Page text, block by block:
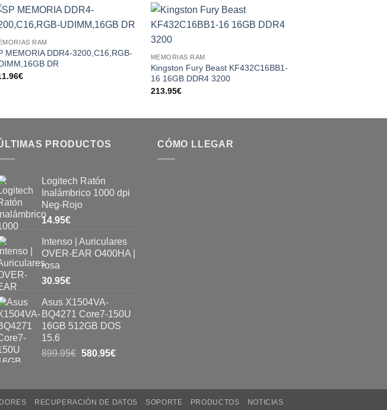
RAM
MEMORIA DDR4-3200,C16,RGB-
DR
€
MEMORIAS RAM
Kingston Fury Beast KF432C16BB1-
16 16GB DDR4 3200
213.95€
PRODUCTOS
Logitech Ratón
Inalámbrico 1000 dpi
Neg-Rojo
14.95€
Intenso | Auriculares
OVER-EAR O400HA |
rosa
30.95€
Asus X1504VA-
BQ4271 Core7-150U
16GB 512GB DOS
15.6
899.95€ 580.95€
CÓMO LLEGAR
RECUPERACIÓN DE DATOS SOPORTE PRODUCTOS
NOTICIAS